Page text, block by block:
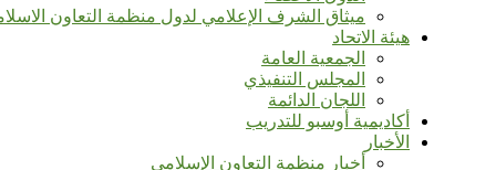
ميثاق الشرف الإعلامي لدول منظمة التعاون
هيئة الاتحاد
الجمعية العامة
المجلس التنفيذي
اللجان الدائمة
أكاديمية أوسبو للتدريب
الأخبار
أخبار منظمة التعاون الإسلامي